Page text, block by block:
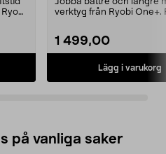
verktyg från Ryobi One+.
1 499,00
Lägg i varukorg
på vanliga saker